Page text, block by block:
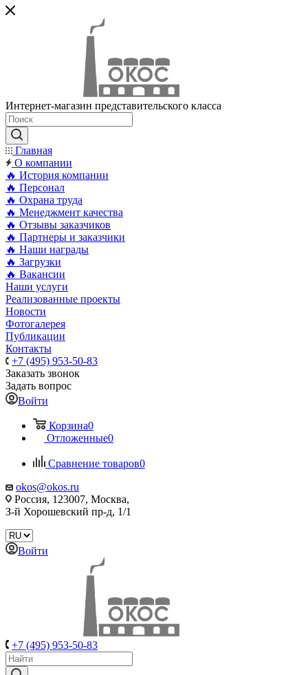
Интернет-магазин представительского класса
Главная
О компании
🔥 История компании
🔥 Персонал
🔥 Охрана труда
🔥 Менеджмент качества
🔥 Отзывы заказчиков
🔥 Партнеры и заказчики
🔥 Наши награды
🔥 Загрузки
🔥 Вакансии
Наши услуги
Реализованные проекты
Новости
Фотогалерея
Публикации
Контакты
+7 (495) 953-50-83
Заказать звонок
Задать вопрос
Войти
Корзина0
Отложенные0
Сравнение товаров0
okos@okos.ru
Россия, 123007, Москва,
З-й Хорошевский пр-д, 1/1
Войти
+7 (495) 953-50-83